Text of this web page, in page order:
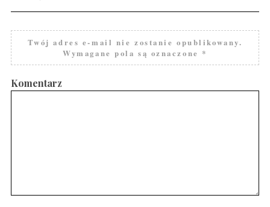
Twój adres e-mail nie zostanie opublikowany.
Wymagane pola są oznaczone *
Komentarz